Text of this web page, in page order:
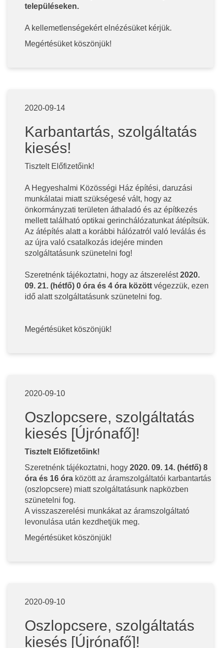
településeken.
A kellemetlenségekért elnézésüket kérjük.
Megértésüket köszönjük!
2020-09-14
Karbantartás, szolgáltatás
kiesés!
Tisztelt Előfizetőink!
A Hegyeshalmi Közösségi Ház építési, daruzási
munkálatai miatt szükségesé vált, hogy az
önkormányzati területen áthaladó és az építkezés
mellett található optikai gerinchálózatunkat átépítsük.
Az átépítés alatt a korábbi hálózatról való leválás és
az újra való csatalkozás idejére minden
szolgáltatásunk szünetelni fog!
Szeretnénk tájékoztatni, hogy az átszerelést2020.
09. 21. (hétfő) 0 óra és 4 óra között végezzük, ezen
idő alatt szolgáltatásunk szünetelni fog.
Megértésüket köszönjük!
2020-09-10
Oszlopcsere, szolgáltatás
kiesés [Újrónafő]!
Tisztelt Előfizetőink!
Szeretnénk tájékoztatni, hogy 2020. 09. 14. (hétfő) 8
óra és 16 óra között az áramszolgáltatói karbantartás
(oszlopcsere) miatt szolgáltatásunk napközben
szünetelni fog.
A visszaszerelési munkákat az áramszolgáltató
levonulása után kezdhetjük meg.
Megértésüket köszönjük!
2020-09-10
Oszlopcsere, szolgáltatás
kiesés [Újrónafő]!